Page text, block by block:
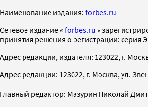
Наименование издания: forbes.ru
Cетевое издание « forbes.ru »
принятия решения о регистрации: серия
Адрес редакции, издателя: 123022, г.
Адрес редакции: 123022, г. Москва, ул.
Главный редактор: Мазурин Николай